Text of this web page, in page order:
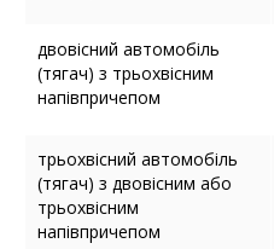
двовісний автомобіль
(тягач) з трьохвісним
напівпричепом
трьохвісний автомобіль
(тягач) з двовісним або
трьохвісним
напівпричепом